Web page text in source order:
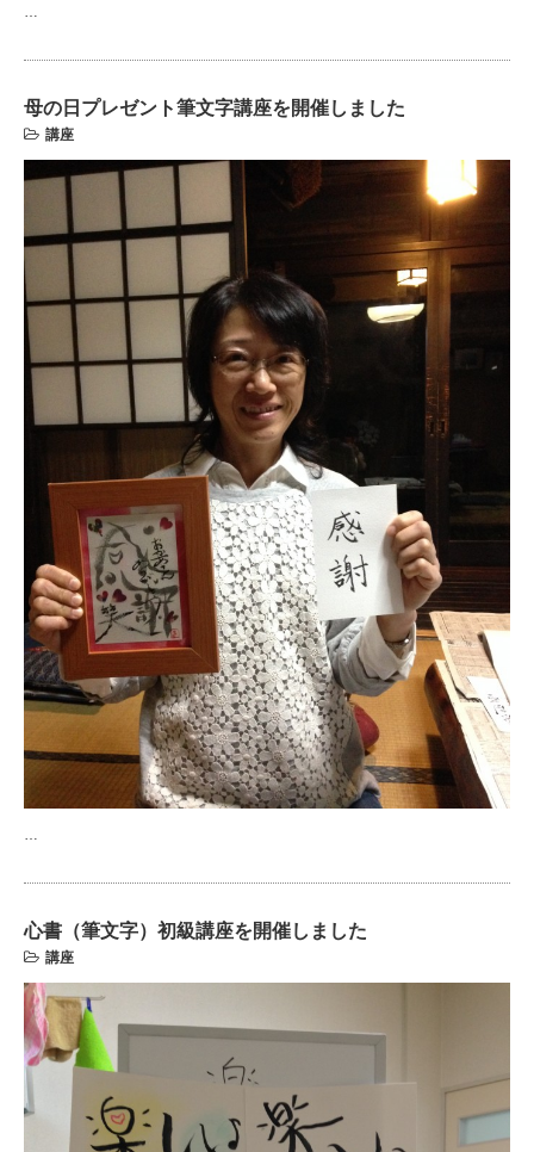
母の日プレゼント筆文字講座を開催しました
講座
心書（筆文字）初級講座を開催しました
講座